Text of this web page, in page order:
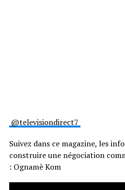
@televisiondirect7
Suivez dans ce magazine, les
construire une négociation
: Ognamè Kom